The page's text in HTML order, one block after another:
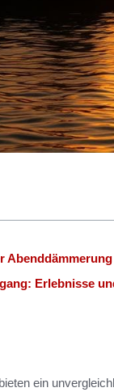
Abenddämmerung
Erlebnisse
bieten ein